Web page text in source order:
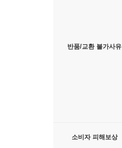
반품/교환 불가사유
소비자 피해보상